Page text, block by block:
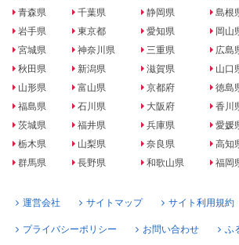
青森県
岩手県
宮城県
秋田県
山形県
福島県
茨城県
栃木県
群馬県
千葉県
東京都
神奈川県
新潟県
富山県
石川県
福井県
山梨県
長野県
静岡県
愛知県
三重県
滋賀県
京都府
大阪府
兵庫県
奈良県
和歌山県
島根
岡山
広島
山口
徳島
香川
愛媛
高知
福岡
運営会社 サイトマップ サイト利用規約
プライバシーポリシー お問い合わせ ふ